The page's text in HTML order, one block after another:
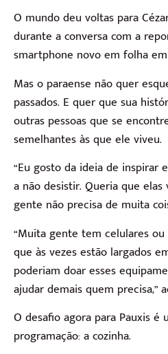
O mundo deu voltas para
durante a conversa com a
smartphone novo em folha
Mas o paraense não quer
passados. E quer que sua
outras pessoas que se
semelhantes às que ele viveu.
“Eu gosto da ideia de inspirar
a não desistir. Queria que
gente não precisa de muita
“Muita gente tem celulares
que às vezes estão largados
poderiam doar esses
ajudar demais quem precisa,”
O desafio agora para Pauxis
programação: a cozinha.